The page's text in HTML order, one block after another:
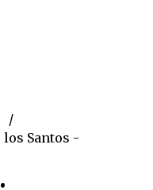
Santos -